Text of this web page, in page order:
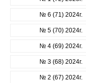
№ 6 (71) 2024г.
№ 5 (70) 2024г.
№ 4 (69) 2024г.
№ 3 (68) 2024г.
№ 2 (67) 2024г.